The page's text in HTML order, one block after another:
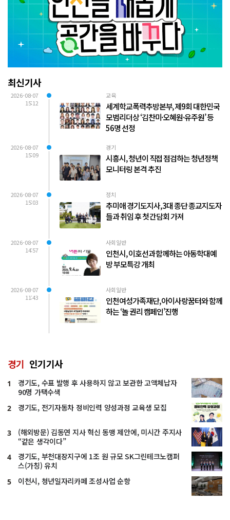
최신기사
2026-08-07
15:12
교육
세계학교폭력추방본부, 제9회 대한민국
모범리더상 ‘김찬미·오혜원·유주원’ 등
56명 선정
2026-08-07
15:09
경기
시흥시, 청년이 직접 점검하는 청년정책
모니터링 본격 추진
2026-08-07
15:03
정치
추미애 경기도지사, 3대 종단 종교지도자
들과 취임 후 첫 간담회 가져
2026-08-07
14:57
사회일반
인천시, 이호선과 함께하는 아동학대예
방 부모특강 개최
2026-08-07
11:43
사회일반
인천여성가족재단, 아이사랑꿈터와 함께
하는 ‘놀 권리 캠페인’진행
경기 인기기사
1
경기도, 수표 발행 후 사용하지 않고 보관한 고액체납자
90명 가택수색
2 경기도, 전기자동차 정비인력 양성과정 교육생 모집
3
(해외방문) 김동연 지사 혁신 동맹 제안에, 미시간 주지사
“같은 생각이다”
4
경기도, 부천대장지구에 1조 원 규모 SK그린테크노캠퍼
스(가칭) 유치
5 이천시, 청년일자리카페 조성사업 순항